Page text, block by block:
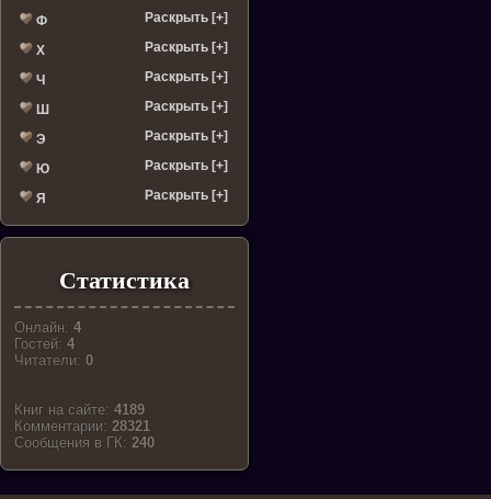
Ф Раскрыть [+]
Х Раскрыть [+]
Ч Раскрыть [+]
Ш Раскрыть [+]
Э Раскрыть [+]
Ю Раскрыть [+]
Я Раскрыть [+]
Статистика
Онлайн:4
Гостей:4
Читатели:0
Книг на сайте:4189
Комментарии:28321
Cообщения в ГК:240